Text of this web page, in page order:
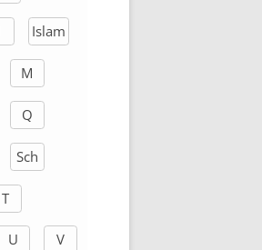
Islam
M
Q
Sch
T
U V